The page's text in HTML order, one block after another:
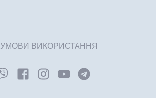
УМОВИ ВИКОРИСТАННЯ